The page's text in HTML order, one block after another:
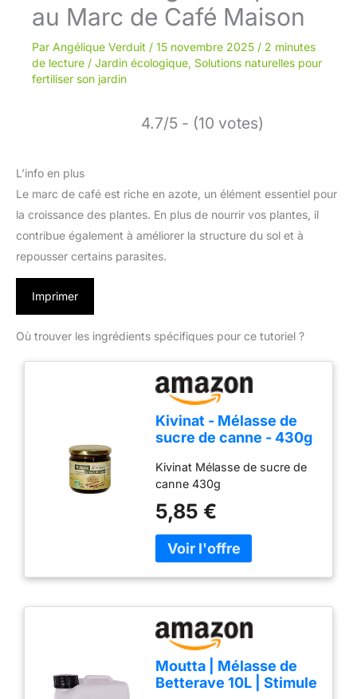
au Marc de Café Maison
Par Angélique Verduit / 15 novembre 2025 / 2 minutes
de lecture / Jardin écologique, Solutions naturelles pour
fertiliser son jardin
4.7/5 - (10 votes)
L’info en plus
Le marc de café est riche en azote, un élément essentiel pour
la croissance des plantes. En plus de nourrir vos plantes, il
contribue également à améliorer la structure du sol et à
repousser certains parasites.
Imprimer
Où trouver les ingrédients spécifiques pour ce tutoriel ?
Kivinat - Mélasse de
sucre de canne - 430g
Kivinat Mélasse de sucre de
canne 430g
5,85 €
Moutta | Mélasse de
Betterave 10L | Stimule